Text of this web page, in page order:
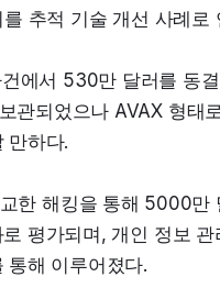
추적 기술 개선 사례
에서 530만 달러를 동
관되었으나 AVAX 형
만하다.
한 해킹을 통해 5000만
평가되며, 개인 정보
통해 이루어졌다.